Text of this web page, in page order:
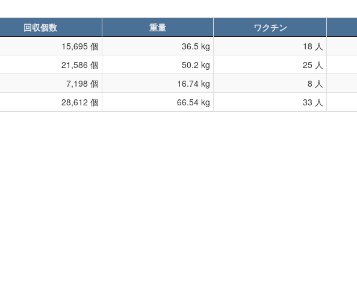
回収個数 重量 ワクチン
15,695 個 36.5 kg 18 人
21,586 個 50.2 kg 25 人
7,198 個 16.74 kg 8 人
28,612 個 66.54 kg 33 人